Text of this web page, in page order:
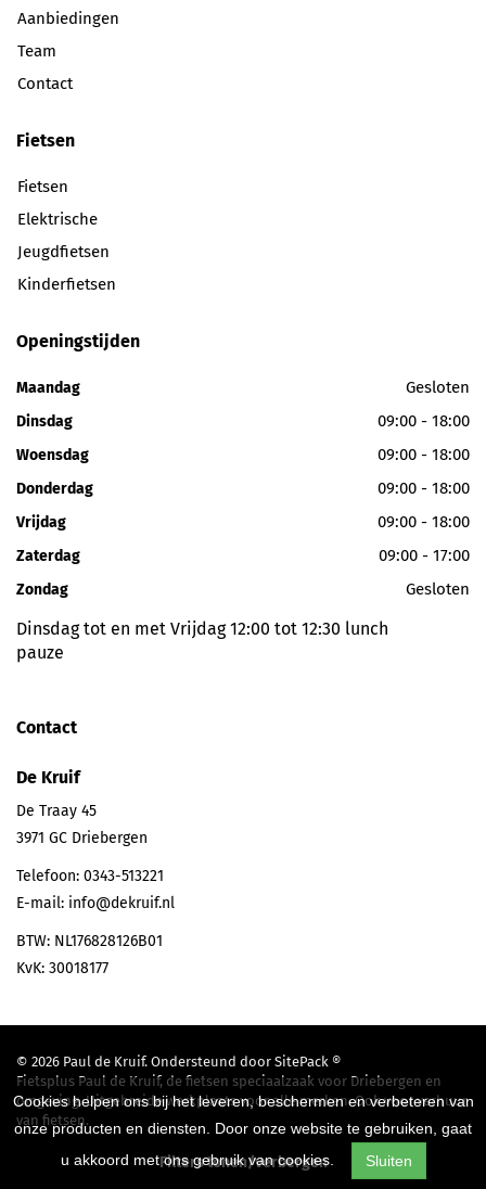
Filters tonen/verbergen
Aanbiedingen
Team
Contact
Fietsen
Fietsen
Elektrische
Jeugdfietsen
Kinderfietsen
Openingstijden
Maandag Gesloten
Dinsdag 09:00 - 18:00
Woensdag 09:00 - 18:00
Donderdag 09:00 - 18:00
Vrijdag 09:00 - 18:00
Zaterdag 09:00 - 17:00
Zondag Gesloten
Dinsdag tot en met Vrijdag 12:00 tot 12:30 lunch
pauze
Contact
De Kruif
De Traay 45
3971 GC Driebergen
Telefoon: 0343-513221
E-mail: info@dekruif.nl
BTW: NL176828126B01
KvK: 30018177
© 2026 Paul de Kruif. Ondersteund door SitePack ®
Fietsplus Paul de Kruif, de fietsen speciaalzaak voor Driebergen en
omgeving. Uitgebreide werkplaats voor alle merken. Ook voor verhuur
van fietsen.
Cookies helpen ons bij het leveren, beschermen en verbeteren van
onze producten en diensten. Door onze website te gebruiken, gaat
u akkoord met ons gebruik van cookies.
Sluiten